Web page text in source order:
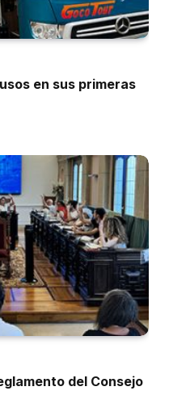
en sus primeras
del Consejo